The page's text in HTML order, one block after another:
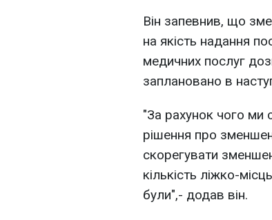
Він запевнив, що
на якість надання
медичних послуг
заплановано в
"За рахунок чого
рішення про
скорегувати
кількість ліжко-
були",- додав він.